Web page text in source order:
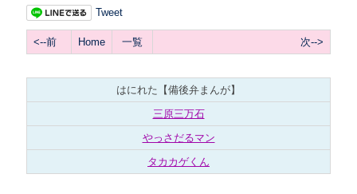
Tweet
<--前 Home 一覧 次-->
はにれた【備後弁まんが】
三原三万石
やっさだるマン
タカカゲくん